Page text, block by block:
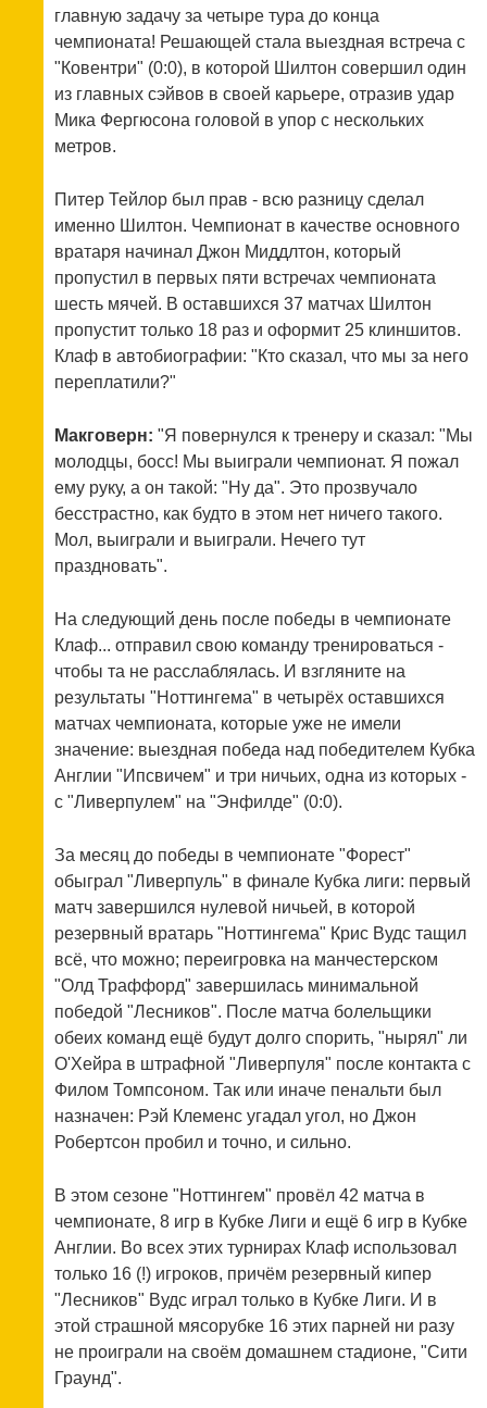
главную задачу за четыре тура до конца
чемпионата! Решающей стала выездная встреча с
"Ковентри" (0:0), в которой Шилтон совершил один
из главных сэйвов в своей карьере, отразив удар
Мика Фергюсона головой в упор с нескольких
метров.
Питер Тейлор был прав - всю разницу сделал
именно Шилтон. Чемпионат в качестве основного
вратаря начинал Джон Миддлтон, который
пропустил в первых пяти встречах чемпионата
шесть мячей. В оставшихся 37 матчах Шилтон
пропустит только 18 раз и оформит 25 клиншитов.
Клаф в автобиографии: "Кто сказал, что мы за него
переплатили?"
Макговерн: "Я повернулся к тренеру и сказал: "Мы
молодцы, босс! Мы выиграли чемпионат. Я пожал
ему руку, а он такой: "Ну да". Это прозвучало
бесстрастно, как будто в этом нет ничего такого.
Мол, выиграли и выиграли. Нечего тут
праздновать".
На следующий день после победы в чемпионате
Клаф... отправил свою команду тренироваться -
чтобы та не расслаблялась. И взгляните на
результаты "Ноттингема" в четырёх оставшихся
матчах чемпионата, которые уже не имели
значение: выездная победа над победителем Кубка
Англии "Ипсвичем" и три ничьих, одна из которых -
с "Ливерпулем" на "Энфилде" (0:0).
За месяц до победы в чемпионате "Форест"
обыграл "Ливерпуль" в финале Кубка лиги: первый
матч завершился нулевой ничьей, в которой
резервный вратарь "Ноттингема" Крис Вудс тащил
всё, что можно; переигровка на манчестерском
"Олд Траффорд" завершилась минимальной
победой "Лесников". После матча болельщики
обеих команд ещё будут долго спорить, "нырял" ли
О'Хейра в штрафной "Ливерпуля" после контакта с
Филом Томпсоном. Так или иначе пенальти был
назначен: Рэй Клеменс угадал угол, но Джон
Робертсон пробил и точно, и сильно.
В этом сезоне "Ноттингем" провёл 42 матча в
чемпионате, 8 игр в Кубке Лиги и ещё 6 игр в Кубке
Англии. Во всех этих турнирах Клаф использовал
только 16 (!) игроков, причём резервный кипер
"Лесников" Вудс играл только в Кубке Лиги. И в
этой страшной мясорубке 16 этих парней ни разу
не проиграли на своём домашнем стадионе, "Сити
Граунд".